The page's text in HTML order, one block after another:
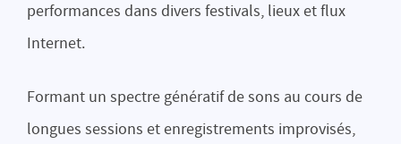
performances dans divers festivals, lieux et flux
Internet.
Formant un spectre génératif de sons au cours de
longues sessions et enregistrements improvisés,